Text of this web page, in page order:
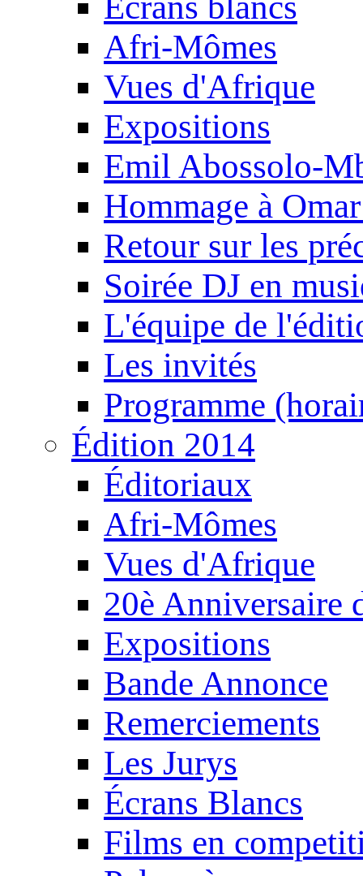
Afri-Mômes
Vues d'Afrique
Expositions
Emil Abossolo-
Hommage à
Retour sur les
Soirée DJ en
L'équipe de
Les invités
Programme
Édition 2014
Éditoriaux
Afri-Mômes
Vues d'Afrique
20è Anniversaire
Expositions
Bande Annonce
Remerciements
Les Jurys
Écrans Blancs
Films en